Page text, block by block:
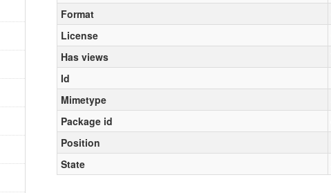
Format
License
Has views
Id
Mimetype
Package id
Position
State